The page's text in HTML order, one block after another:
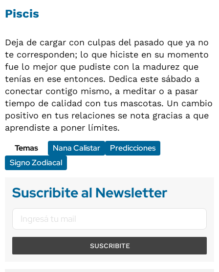
Piscis
Deja de cargar con culpas del pasado que ya no
te corresponden; lo que hiciste en su momento
fue lo mejor que pudiste con la madurez que
tenías en ese entonces. Dedica este sábado a
conectar contigo mismo, a meditar o a pasar
tiempo de calidad con tus mascotas. Un cambio
positivo en tus relaciones se nota gracias a que
aprendiste a poner límites.
Temas
Nana Calistar
Predicciones
Signo Zodiacal
Suscribite al Newsletter
SUSCRIBITE